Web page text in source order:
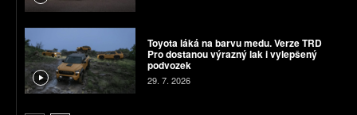
Toyota láká na barvu medu. Verze TRD
Pro dostanou výrazný lak i vylepšený
podvozek
29. 7. 2026